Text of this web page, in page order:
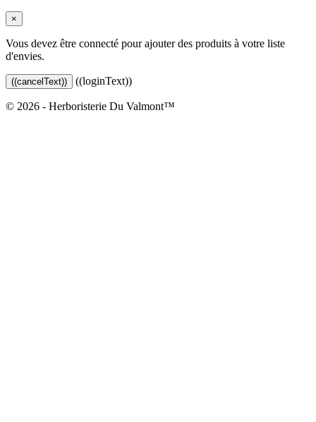
×
Vous devez être connecté pour ajouter des produits à votre liste
d'envies.
((cancelText)) ((loginText))
© 2026 - Herboristerie Du Valmont™